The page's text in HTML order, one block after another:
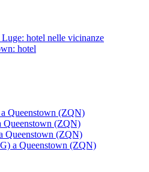
hotel nelle vicinanze
hotel
Queenstown (ZQN)
(ZQN)
Queenstown (ZQN)
a Queenstown (ZQN)